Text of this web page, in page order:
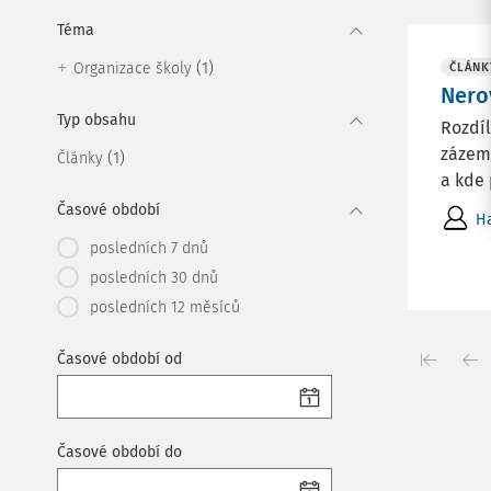
Téma
Organizace školy (1)
Typ obsahu
Články (1)
Časové období
posledních 7 dnů
posledních 30 dnů
posledních 12 měsíců
Časové období od
Časové období do
ČLÁNKY
a kde